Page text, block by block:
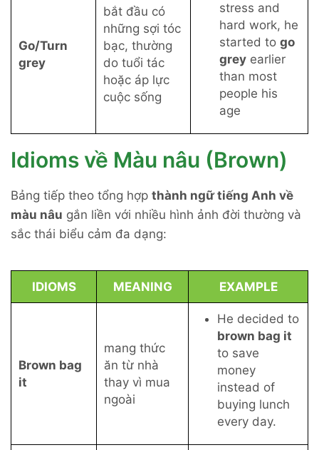
Go/Turn
grey
bắt đầu có
những sợi tóc
bạc, thường
do tuổi tác
hoặc áp lực
cuộc sống
stress and
hard work, he
started to go
grey earlier
than most
people his
age
Idioms về Màu nâu (Brown)
Bảng tiếp theo tổng hợp thành ngữ tiếng Anh về
màu nâu gắn liền với nhiều hình ảnh đời thường và
sắc thái biểu cảm đa dạng:
IDIOMS MEANING EXAMPLE
Brown bag
it
mang thức
ăn từ nhà
thay vì mua
ngoài
He decided to
brown bag it
to save
money
instead of
buying lunch
every day.